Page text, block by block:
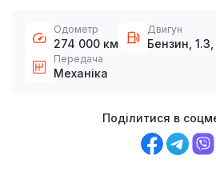
Одометр
274 000 км
Двигун
Бензин, 1.3,
Передача
Механіка
Поділитися в